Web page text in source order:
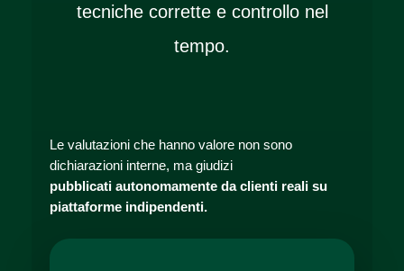
tecniche corrette e controllo nel
tempo.
Le valutazioni che hanno valore non sono
dichiarazioni interne, ma giudizi
pubblicati autonomamente da clienti reali su
piattaforme indipendenti.